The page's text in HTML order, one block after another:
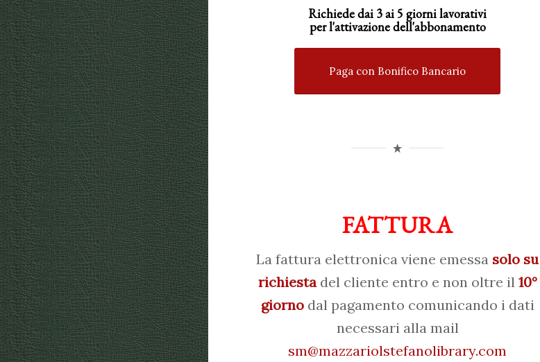
Richiede dai 3 ai 5 giorni lavorativi
perl'attivazionedell'abbonamento
Paga con Bonifico Bancario
FATTURA
La fattura elettronica viene emessa solo su
richiestadel cliente entro e non oltre il 10°
giornodal pagamento comunicando i dati
necessari alla mail
sm@mazzariolstefanolibrary.com